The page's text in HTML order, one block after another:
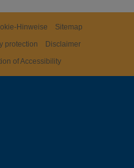
Hinweise
Sitemap
protection
Disclaimer
of Accessibility